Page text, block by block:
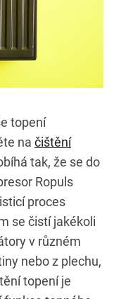
topení
na čištění
tak, že se do
Ropuls
proces
se čistí jakékoli
v různém
nebo z plechu,
topení je